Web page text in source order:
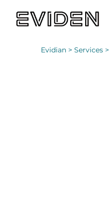
Evidian > Services >